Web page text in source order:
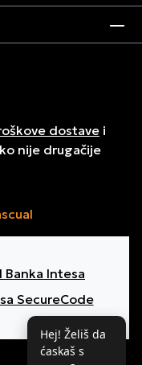
Hej! Želiš da
ćaskaš s
dostave i
nije drugačije